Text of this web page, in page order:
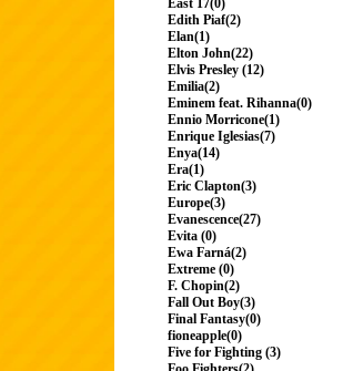
East 17(0)
Edith Piaf(2)
Elan(1)
Elton John(22)
Elvis Presley (12)
Emilia(2)
Eminem feat. Rihanna(0)
Ennio Morricone(1)
Enrique Iglesias(7)
Enya(14)
Era(1)
Eric Clapton(3)
Europe(3)
Evanescence(27)
Evita (0)
Ewa Farná(2)
Extreme (0)
F. Chopin(2)
Fall Out Boy(3)
Final Fantasy(0)
fioneapple(0)
Five for Fighting (3)